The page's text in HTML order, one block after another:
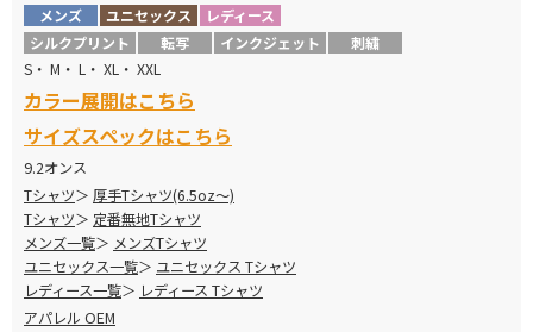
カラー サイズ
ホワイト
S～XL
XXL
カラー
XXL
メンズ ユニセックス
レディース
シルクプリント
転写 インクジェット 刺繍
S・ M・ L・ XL・ XXL
カラー展開はこちら
サイズスペックはこちら
9.2オンス
Tシャツ
厚手Tシャツ(6.5oz～)
Tシャツ
定番無地Tシャツ
メンズ一覧
メンズTシャツ
ユニセックス一覧
ユニセックス Tシャツ
レディース一覧
レディース Tシャツ
アパレル OEM